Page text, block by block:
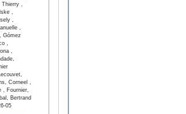
Thierry ,
,
,
,
Gómez
,
,
Corneel ,
, Fournier,
Bertrand
05